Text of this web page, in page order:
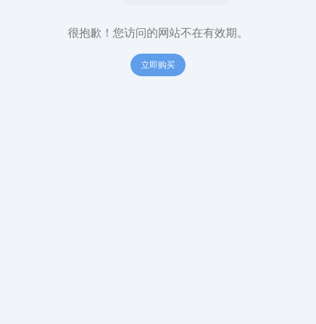
很抱歉！您访问的网站不在有效期。
立即购买